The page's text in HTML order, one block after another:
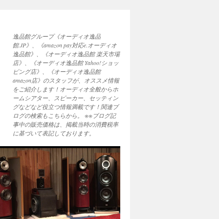
逸品館グループ《オーディオ逸品
館.JP》、《amazon pay対応e.オーディオ
逸品館》、《オーディオ逸品館 楽天市場
店》、《オーディオ逸品館 Yahoo!ショッ
ピング店》、《オーディオ逸品館
amazon店》のスタッフが、オススメ情報
をご紹介します！オーディオ全般からホ
ームシアター、スピーカー、セッティン
グなどなど役立つ情報満載です！関連ブ
ログの検索もこちらから。 ※※ブログ記
事中の販売価格は、掲載当時の消費税率
に基づいて表記しております。